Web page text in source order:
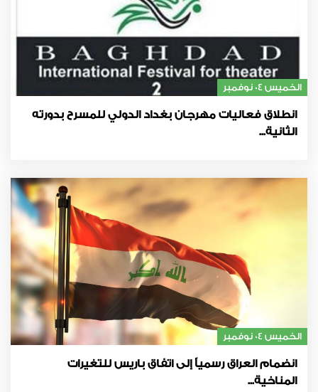
الخميس 04 نوفمبر
انطلاق فعاليات مهرجان بغداد الدولي للمسرح بدورته
الثانية...
الخميس 04 نوفمبر
انضمام العراق رسمياً إلى اتفاق باريس للتغيرات
المناخية...